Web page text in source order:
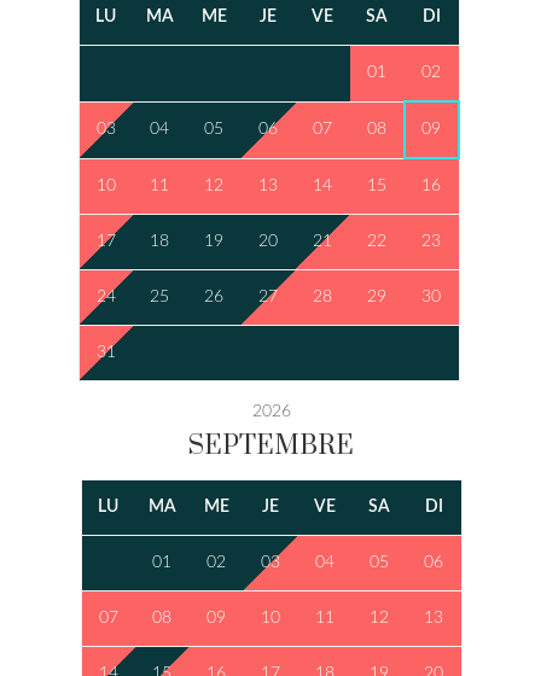
LU MA ME JE VE SA DI
01 02
03 04 05 06 07 08 09
10 11 12 13 14 15 16
17 18 19 20 21 22 23
24 25 26 27 28 29 30
31
2026
SEPTEMBRE
LU MA ME JE VE SA DI
01 02 03 04 05 06
07 08 09 10 11 12 13